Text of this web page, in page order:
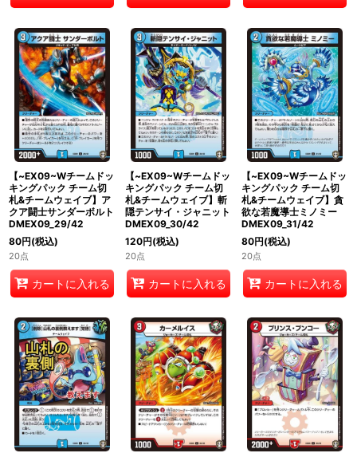
【~EX09~Wチームドッ
キングパック チーム切
札&チームウェイブ】ア
クア闘士サンダーボルト
DMEX09_29/42
80円(税込)
20点
カートに入れる
【~EX09~Wチームドッ
キングパック チーム切
札&チームウェイブ】斬
隠テンサイ・ジャニット
DMEX09_30/42
120円(税込)
20点
カートに入れる
【~EX09~Wチームドッ
キングパック チーム切
札&チームウェイブ】貪
欲な若魔導士ミノミー
DMEX09_31/42
80円(税込)
20点
カートに入れる